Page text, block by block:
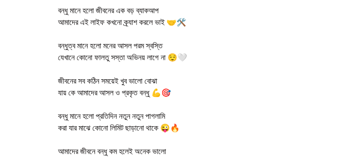
বন্ধু মানে হলো জীবনের এক বড় ব্যাকআপ
আমাদের এই লাইফ কখনো ক্র্যাশ করলে ভাই 🤝🛠️
বন্ধুত্ব মানে হলো মনের আসল পরম স্বস্তি
যেখানে কোনো ফালতু সস্তা অভিনয় লাগে না 😌🤍
জীবনের সব কঠিন সময়েই খুব ভালো বোঝা
যায় কে আমাদের আসল ও প্রকৃত বন্ধু 💪🎯
বন্ধু মানে হলো প্রতিদিন নতুন নতুন পাগলামি
করা যার মাঝে কোনো লিমিট ছাড়ানো থাকে 😜🔥
আমাদের জীবনে বন্ধু কম হলেই অনেক ভালো